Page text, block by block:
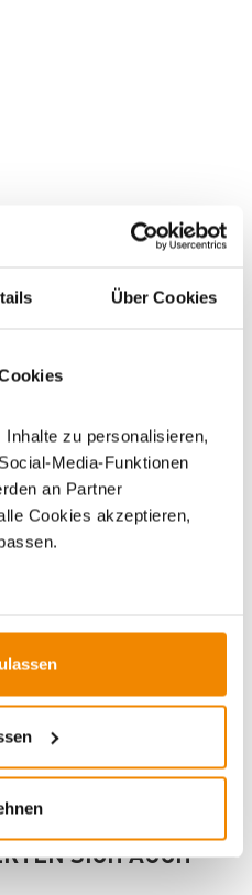
Über Cookies
zu personalisieren,
Media-Funktionen
an Partner
Cookies akzeptieren,
SICH AUCH